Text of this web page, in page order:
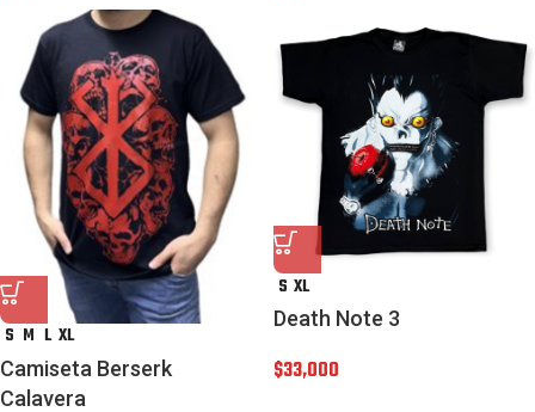
S M L XL
Camiseta Berserk
Calavera
S XL
Death Note 3
$33,000